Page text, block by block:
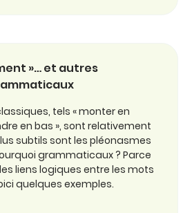
»… et autres
tels « monter en
en bas », sont relativement
subtils sont les pléonasmes
grammaticaux ? Parce
liens logiques entre les mots
quelques exemples.